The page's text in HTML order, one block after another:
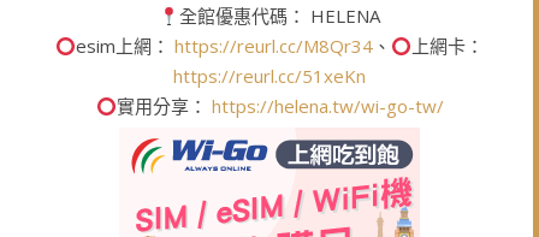
全館優惠代碼： HELENA
esim上網： https://reurl.cc/M8Qr34 、
上網卡：
https://reurl.cc/51xeKn
實用分享： https://helena.tw/wi-go-tw/